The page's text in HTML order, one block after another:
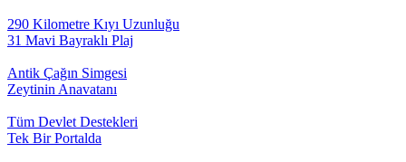
290 Kilometre Kıyı Uzunluğu
31 Mavi Bayraklı Plaj
Antik Çağın Simgesi
Zeytinin Anavatanı
Tüm Devlet Destekleri
Tek Bir Portalda